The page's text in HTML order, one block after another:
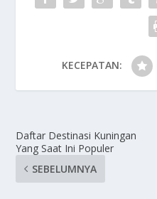
KECEPATAN:
Daftar Destinasi Kuningan
Yang Saat Ini Populer
SEBELUMNYA